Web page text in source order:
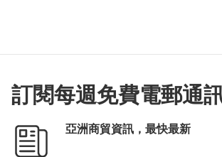
訂閱每週免費電郵通
亞洲商貿資訊，最快最新